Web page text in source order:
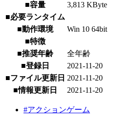
■容量
3,813 KByte
■必要ランタイム
■動作環境
Win 10 64bit
■特徴
■推奨年齢
全年齢
■登録日
2021-11-20
■ファイル更新日 2021-11-20
■情報更新日
2021-11-20
#アクションゲーム